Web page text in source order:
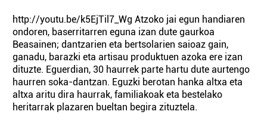
http://youtu.be/k5EjTil7_Wg Atzoko jai egun handiaren
ondoren, baserritarren eguna izan dute gaurkoa
Beasainen; dantzarien eta bertsolarien saioaz gain,
ganadu, barazki eta artisau produktuen azoka ere izan
dituzte. Eguerdian, 30 haurrek parte hartu dute aurtengo
haurren soka-dantzan. Eguzki berotan hanka altxa eta
altxa aritu dira haurrak, familiakoak eta bestelako
heritarrak plazaren bueltan begira zituztela.